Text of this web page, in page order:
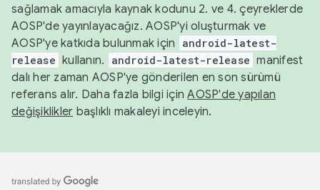
sağlamak amacıyla kaynak kodunu 2. ve 4. çeyreklerde
AOSP'de yayınlayacağız. AOSP'yi oluşturmak ve
AOSP'ye katkıda bulunmak için
android-latest-
release kullanın. android-latest-release manifest
dalı her zaman AOSP'ye gönderilen en son sürümü
referans alır. Daha fazla bilgi içinAOSP'de yapılan
değişiklikler başlıklı makaleyi inceleyin.